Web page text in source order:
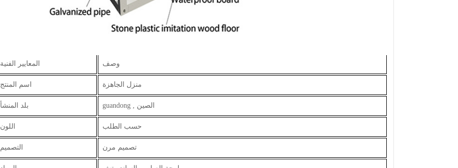
المعايير الفنية وصف
اسم المنتج منزل الجاهزة
بلد المنشأ guandong , الصين
اللون حسب الطلب
التصميم تصميم مرن